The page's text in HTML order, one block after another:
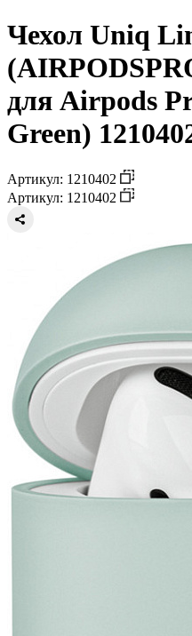
Чехол Uniq
для Airpods
Green)
Артикул: 1210402
Артикул: 1210402